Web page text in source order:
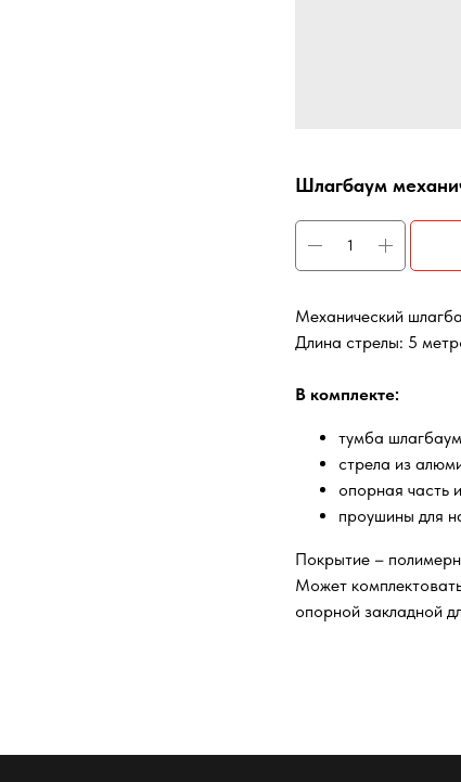
Шлагбаум
Механический
Длина стрелы: 5
В комплекте:
тумба
стрела из
опорная часть
проушины для
Покрытие –
Может
опорной закладной